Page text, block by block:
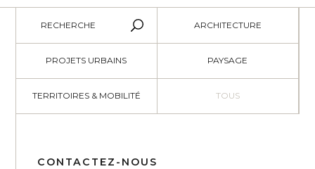
RECHERCHE ARCHITECTURE
PROJETS URBAINS PAYSAGE
TERRITOIRES & MOBILITÉ TOUS
CONTACTEZ-NOUS